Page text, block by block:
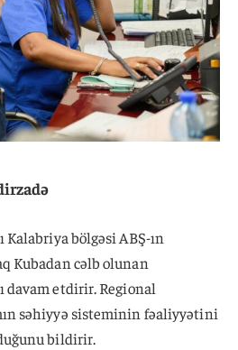
bölgəsi ABŞ-ın
Kubadan cəlb olunan
davam etdirir. Regional
səhiyyə sisteminin fəaliyyətini
bildirir.